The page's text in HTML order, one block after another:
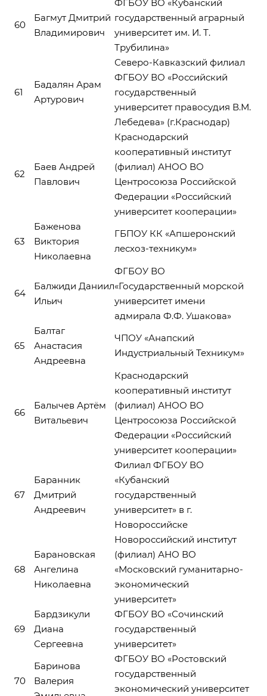
60
Багмут Дмитрий
Владимирович
ФГБОУ ВО «Кубанский
государственный аграрный
университет им. И. Т.
Трубилина»
61
Бадалян Арам
Артурович
Северо-Кавказский филиал
ФГБОУ ВО «Российский
государственный
университет правосудия В.М.
Лебедева» (г.Краснодар)
62
Баев Андрей
Павлович
Краснодарский
кооперативный институт
(филиал) АНОО ВО
Центросоюза Российской
Федерации «Российский
университет кооперации»
63
Баженова
Виктория
Николаевна
ГБПОУ КК «Апшеронский
лесхоз-техникум»
64
Балжиди Даниил
Ильич
ФГБОУ ВО
«Государственный морской
университет имени
адмирала Ф.Ф. Ушакова»
65
Балтаг
Анастасия
Андреевна
ЧПОУ «Анапский
Индустриальный Техникум»
66
Балычев Артём
Витальевич
Краснодарский
кооперативный институт
(филиал) АНОО ВО
Центросоюза Российской
Федерации «Российский
университет кооперации»
67
Баранник
Дмитрий
Андреевич
Филиал ФГБОУ ВО
«Кубанский
государственный
университет» в г.
Новороссийске
68
Барановская
Ангелина
Николаевна
Новороссийский институт
(филиал) АНО ВО
«Московский гуманитарно-
экономический
университет»
69
Бардзикули
Диана
Сергеевна
ФГБОУ ВО «Сочинский
государственный
университет»
70
Баринова
Валерия
ФГБОУ ВО «Ростовский
государственный
экономический университет